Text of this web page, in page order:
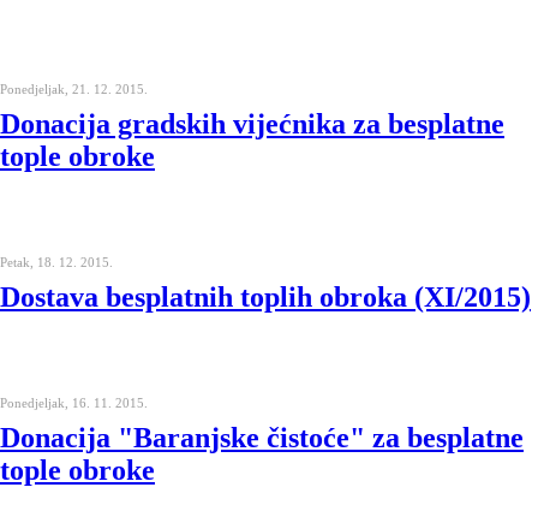
Ponedjeljak, 21. 12. 2015.
Donacija gradskih vijećnika za besplatne
tople obroke
Petak, 18. 12. 2015.
Dostava besplatnih toplih obroka (XI/2015)
Ponedjeljak, 16. 11. 2015.
Donacija "Baranjske čistoće" za besplatne
tople obroke